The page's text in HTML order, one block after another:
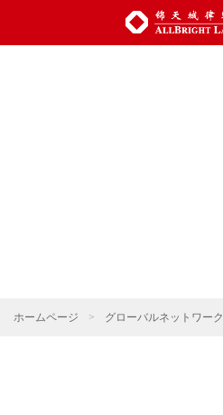
ホームページ > グローバルネットワーク